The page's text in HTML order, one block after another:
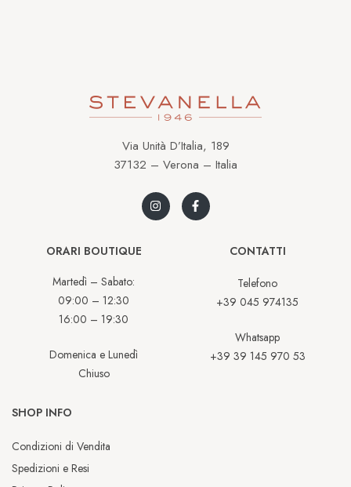
Via Unità D’Italia, 189
37132 – Verona – Italia
ORARI BOUTIQUE
Martedì – Sabato:
09:00 – 12:30
16:00 – 19:30
Domenica e Lunedì
Chiuso
CONTATTI
Telefono
+39 045 974135
Whatsapp
+39 39 145 970 53
SHOP INFO
Condizioni di Vendita
Spedizioni e Resi